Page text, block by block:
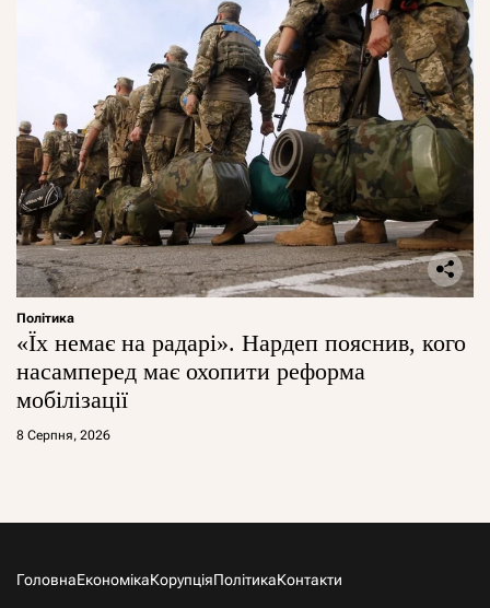
Політика
«Їх немає на радарі». Нардеп пояснив, кого
насамперед має охопити реформа
мобілізації
8 Серпня, 2026
ГоловнаЕкономікаКорупціяПолітикаКонтакти